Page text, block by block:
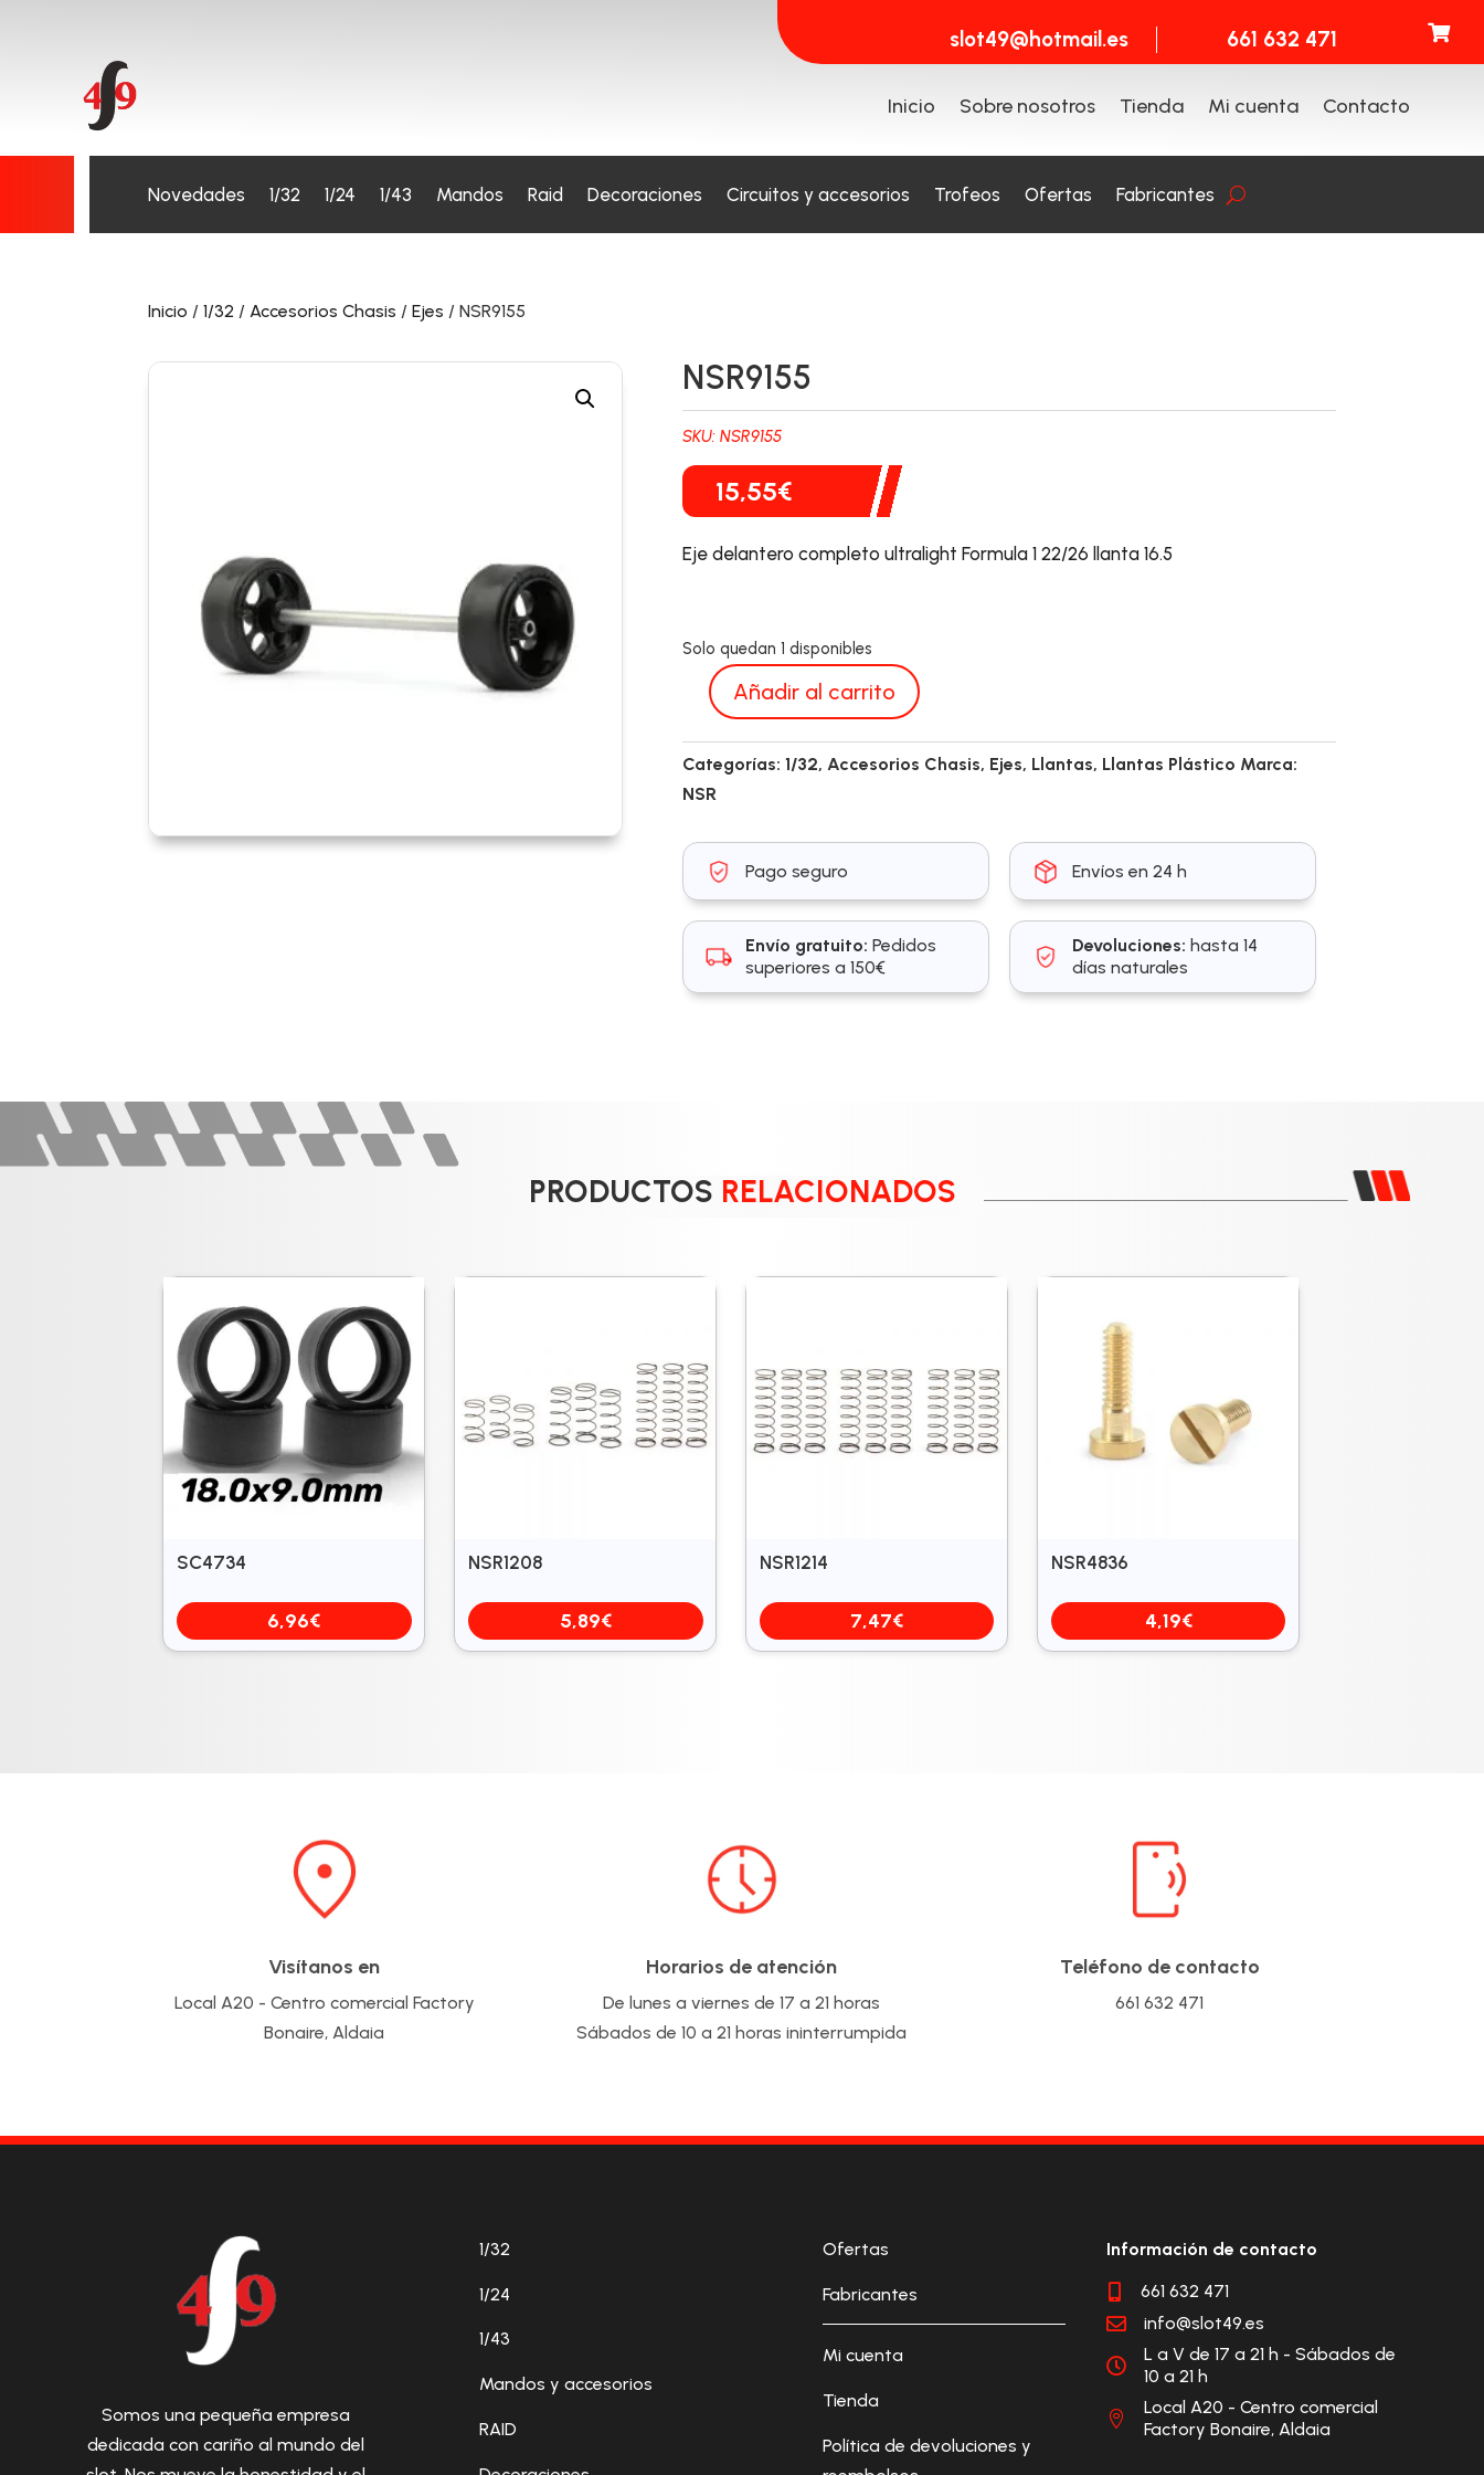
slot49@hotmail.es 661 632 471 
Inicio Sobre nosotros Tienda Mi cuenta Contacto
Novedades 1/32 1/24 1/43 Mandos Raid Decoraciones Circuitos y accesorios Trofeos Ofertas Fabricantes
Inicio /1/32 /Accesorios Chasis /Ejes / NSR9155
NSR9155
SKU:NSR9155
15,55€
Eje delantero completo ultralight Formula 1 22/26 llanta 16.5
Solo quedan 1 disponibles
NSR9155
Añadir al carrito
Categorías:1/32,Accesorios Chasis, Ejes, Llantas, Llantas Plástico Marca:
NSR
Pago seguro Envíos en 24 h
Envío gratuito: Pedidos
superiores a 150€
Devoluciones: hasta 14
días naturales
PRODUCTOS RELACIONADOS
SC4734
6,96€
NSR1208
5,89€
NSR1214
7,47€
NSR4836
4,19€
Visítanos en
Local A20 - Centro comercial Factory
Bonaire, Aldaia
Horarios de atención
De lunes a viernes de 17 a 21 horas
Sábados de 10 a 21 horas ininterrumpida
Teléfono de contacto
661 632 471
Somos una pequeña empresa
dedicada con cariño al mundo del
1/32
1/24
1/43
Mandos y accesorios
RAID
Ofertas
Fabricantes
Mi cuenta
Tienda
Política de devoluciones y
Información de contacto
 661 632 471
 info@slot49.es

L a V de 17 a 21 h - Sábados de
10 a 21 h

Local A20 - Centro comercial
Factory Bonaire, Aldaia